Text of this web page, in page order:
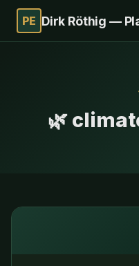
PE Dirk Röthig —
🌿